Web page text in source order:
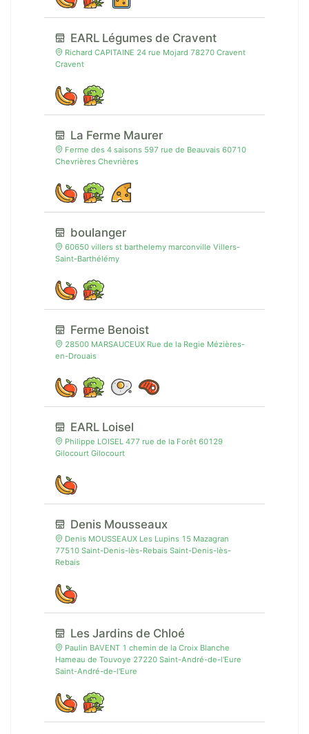
EARL Légumes de Cravent
Richard CAPITAINE 24 rue Mojard 78270 Cravent
Cravent
La Ferme Maurer
Ferme des 4 saisons 597 rue de Beauvais 60710
Chevrières Chevrières
boulanger
60650 villers st barthelemy marconville Villers-
Saint-Barthélémy
Ferme Benoist
28500 MARSAUCEUX Rue de la Regie Mézières-
en-Drouais
EARL Loisel
Philippe LOISEL 477 rue de la Forêt 60129
Gilocourt Gilocourt
Denis Mousseaux
Denis MOUSSEAUX Les Lupins 15 Mazagran
77510 Saint-Denis-lès-Rebais Saint-Denis-lès-
Rebais
Les Jardins de Chloé
Paulin BAVENT 1 chemin de la Croix Blanche
Hameau de Touvoye 27220 Saint-André-de-l'Eure
Saint-André-de-l'Eure